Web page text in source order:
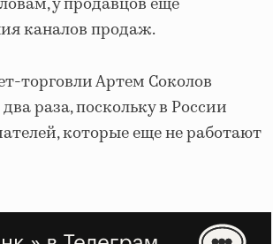
у продавцов еще
каналов продаж.
торговли Артем Соколов
раза, поскольку в России
которые еще не работают